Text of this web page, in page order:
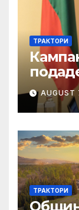
ТРАКТОРИ
заAUGUST
ТРАКТОРИ